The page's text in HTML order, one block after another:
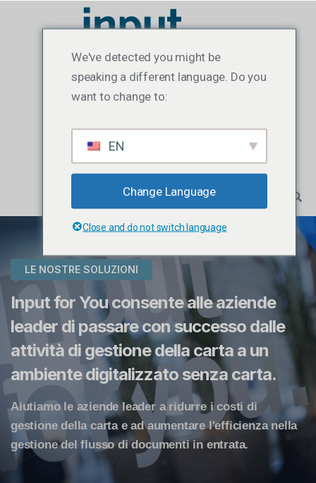
LE NOSTRE SOLUZIONI
Input for You consente alle aziende
leader di passare con successo dalle
attività di gestione della carta a un
ambiente digitalizzato senza carta.
Aiutiamo le aziende leader a ridurre i costi di
gestione della carta e ad aumentare l'efficienza nella
gestione del flusso di documenti in entrata.
We've detected you might be
speaking a different language. Do you
want to change to:
EN
Change Language
Close and do not switch language